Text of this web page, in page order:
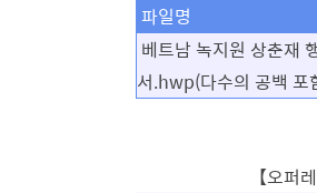
파일명
베트남 녹지원 상춘재
서.hwp(다수의 공백 포
【오